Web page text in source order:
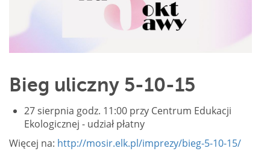
Bieg uliczny 5-10-15
27 sierpnia godz. 11:00 przy Centrum Edukacji
Ekologicznej - udział płatny
Więcej na: http://mosir.elk.pl/imprezy/bieg-5-10-15/